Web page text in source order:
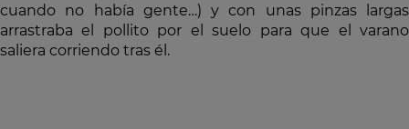
cuando no había gente…) y con unas pinzas largas
arrastraba el pollito por el suelo para que el varano
saliera corriendo tras él.